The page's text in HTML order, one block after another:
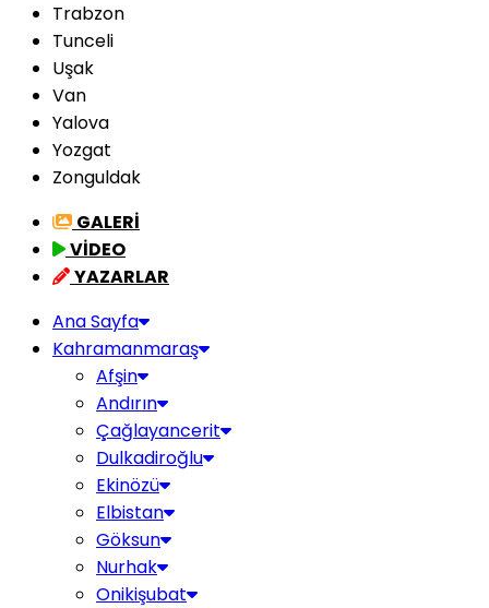
Trabzon
Tunceli
Uşak
Van
Yalova
Yozgat
Zonguldak
GALERİ
VİDEO
YAZARLAR
Ana Sayfa
Kahramanmaraş
Afşin
Andırın
Çağlayancerit
Dulkadiroğlu
Ekinözü
Elbistan
Göksun
Nurhak
Onikişubat